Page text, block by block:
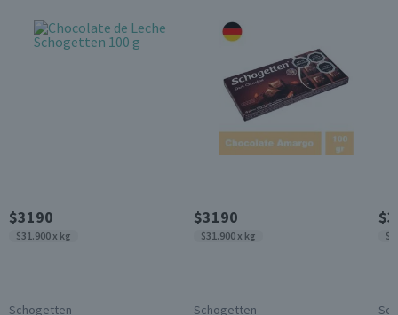
$3190
$31.900 x kg
Schogetten
$3190
$31.900 x kg
Schogetten